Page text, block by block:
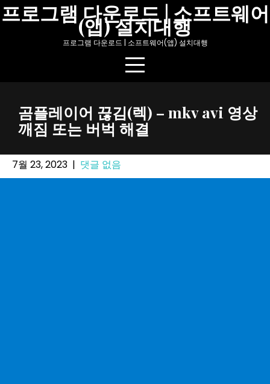
Skip
to
프로그램 다운로드 | 소프트웨어
(앱) 설치대행
프로그램 다운로드 | 소프트웨어(앱) 설치대행
곰플레이어 끊김(렉) – mkv avi 영상
깨짐 또는 버벅 해결
7월 23, 2023 | 댓글 없음